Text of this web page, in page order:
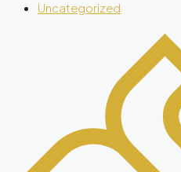
Uncategorized